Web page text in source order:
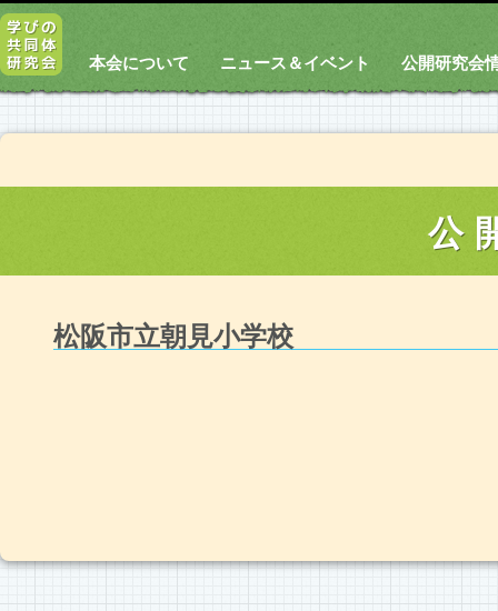
本会について ニュース＆イベント 公開研究会
公
松阪市立朝見小学校